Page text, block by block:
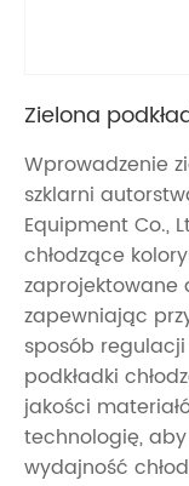
Zielona
Wprowadzenie
szklarni
Equipment Co.,
chłodzące
zaprojektowane
zapewniając
sposób
podkładki
jakości
technologię,
wydajność